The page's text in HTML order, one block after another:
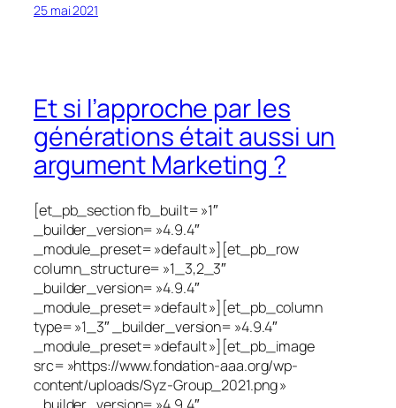
25 mai 2021
Et si l’approche par les
générations était aussi un
argument Marketing ?
[et_pb_section fb_built= »1″
_builder_version= »4.9.4″
_module_preset= »default »][et_pb_row
column_structure= »1_3,2_3″
_builder_version= »4.9.4″
_module_preset= »default »][et_pb_column
type= »1_3″ _builder_version= »4.9.4″
_module_preset= »default »][et_pb_image
src= »https://www.fondation-aaa.org/wp-
content/uploads/Syz-Group_2021.png »